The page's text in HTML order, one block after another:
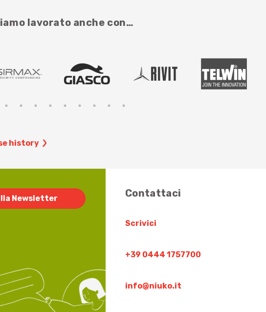
lavorato anche con…
history
Newsletter Contattaci
Scrivici
+39 0444 1757700
info@niuko.it